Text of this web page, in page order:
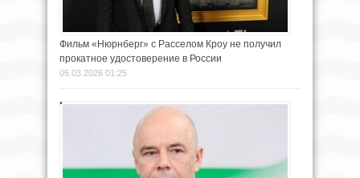
Фильм «Нюрнберг» с Расселом Кроу не получил
прокатное удостоверение в России
05.03.2026 01:25